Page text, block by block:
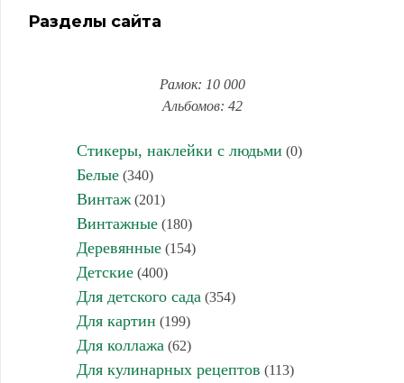
Разделы сайта
Рамок: 10 000
Альбомов: 42
Стикеры, наклейки с людьми (0)
Белые(340)
Винтаж(201)
Винтажные(180)
Деревянные(154)
Детские(400)
Для детского сада (354)
Для картин (199)
Для коллажа (62)
Для кулинарных рецептов (113)